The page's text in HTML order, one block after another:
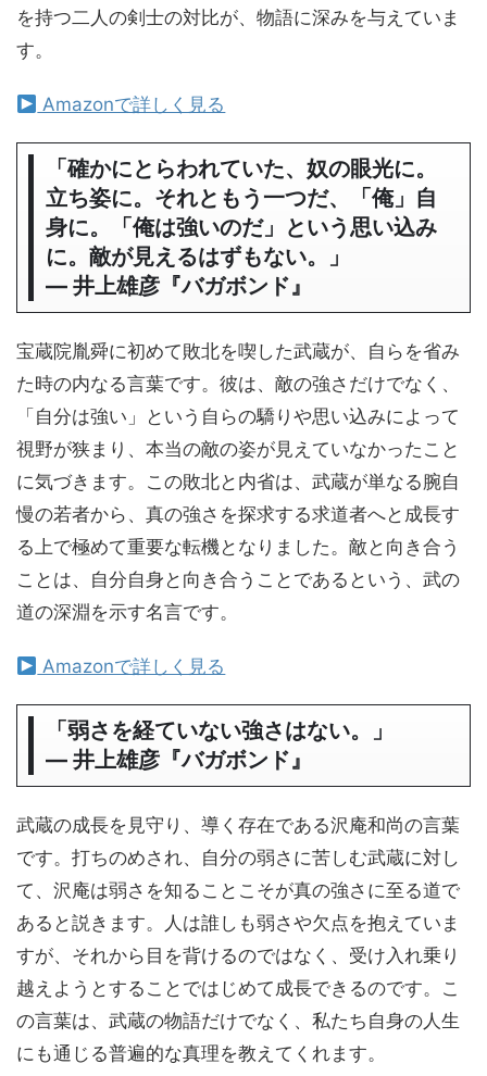
を持つ二人の剣士の対比が、物語に深みを与えていま
す。
Amazonで詳しく見る
「確かにとらわれていた、奴の眼光に。
立ち姿に。それともう一つだ、「俺」自
身に。「俺は強いのだ」という思い込み
に。敵が見えるはずもない。」
― 井上雄彦『バガボンド』
宝蔵院胤舜に初めて敗北を喫した武蔵が、自らを省み
た時の内なる言葉です。彼は、敵の強さだけでなく、
「自分は強い」という自らの驕りや思い込みによって
視野が狭まり、本当の敵の姿が見えていなかったこと
に気づきます。この敗北と内省は、武蔵が単なる腕自
慢の若者から、真の強さを探求する求道者へと成長す
る上で極めて重要な転機となりました。敵と向き合う
ことは、自分自身と向き合うことであるという、武の
道の深淵を示す名言です。
Amazonで詳しく見る
「弱さを経ていない強さはない。」
― 井上雄彦『バガボンド』
武蔵の成長を見守り、導く存在である沢庵和尚の言葉
です。打ちのめされ、自分の弱さに苦しむ武蔵に対し
て、沢庵は弱さを知ることこそが真の強さに至る道で
あると説きます。人は誰しも弱さや欠点を抱えていま
すが、それから目を背けるのではなく、受け入れ乗り
越えようとすることではじめて成長できるのです。こ
の言葉は、武蔵の物語だけでなく、私たち自身の人生
にも通じる普遍的な真理を教えてくれます。